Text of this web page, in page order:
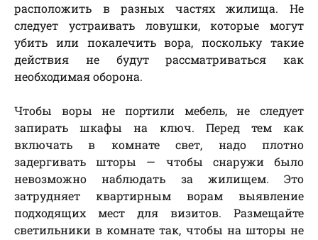
расположить в разных частях жилища. Не
следует устраивать ловушки, которые могут
убить или покалечить вора, поскольку такие
действия не будут рассматриваться как
необходимая оборона.
Чтобы воры не портили мебель, не следует
запирать шкафы на ключ. Перед тем как
включать в комнате свет, надо плотно
задергивать шторы — чтобы снаружи было
невозможно наблюдать за жилищем. Это
затрудняет квартирным ворам выявление
подходящих мест для визитов. Размещайте
светильники в комнате так, чтобы на шторы не